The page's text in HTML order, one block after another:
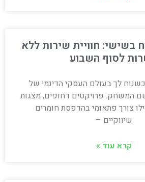
בשישי: חוויית שירות ללא
לסוף השבוע
לך בעולם העסקי הדינמי של
שם המשחק. פרויקטים דחופים, מצגות
צורך פתאומי בהדפסת חומרים
שיווקיים –
קרא עוד »